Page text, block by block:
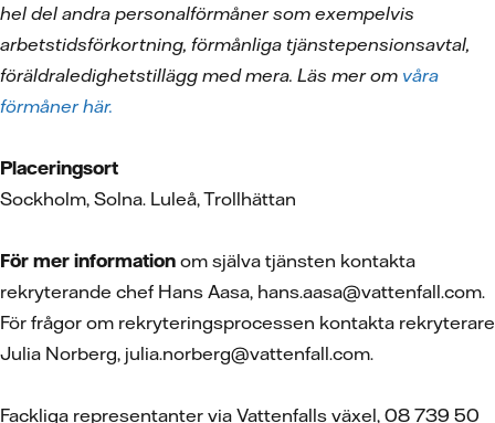
hel del andra personalförmåner som exempelvis
arbetstidsförkortning, förmånliga tjänstepensionsavtal,
föräldraledighetstillägg med mera. Läs mer om våra
förmåner här.
Placeringsort
Sockholm, Solna. Luleå, Trollhättan
För mer information om själva tjänsten kontakta
rekryterande chef Hans Aasa, hans.aasa@vattenfall.com.
För frågor om rekryteringsprocessen kontakta rekryterare
Julia Norberg, julia.norberg@vattenfall.com.
Fackliga representanter via Vattenfalls växel, 08 739 50